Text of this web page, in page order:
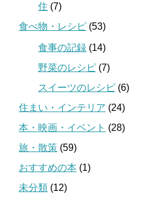
住 (7)
食べ物・レシピ (53)
食事の記録 (14)
野菜のレシピ (7)
スイーツのレシピ (6)
住まい・インテリア (24)
本・映画・イベント (28)
旅・散策 (59)
おすすめの本 (1)
未分類 (12)